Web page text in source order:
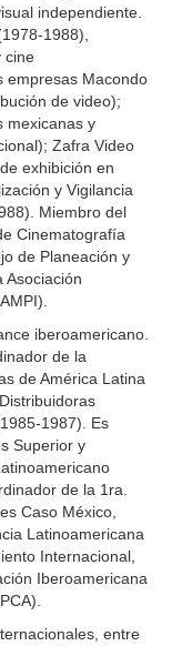
independiente.
1988),
cine
empresas Macondo
de video);
mexicanas y
Zafra Video
exhibición en
y Vigilancia
Miembro del
Cinematografía
de Planeación y
Asociación
iberoamericano.
de la
de América Latina
1987). Es
Superior y
de la 1ra.
Caso México,
Latinoamericana
Internacional,
Iberoamericana
entre